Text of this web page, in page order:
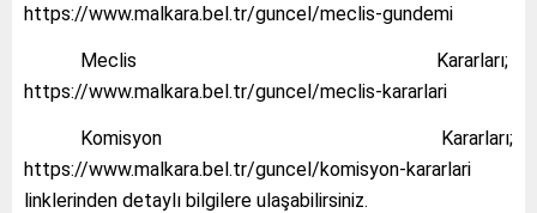
https://www.malkara.bel.tr/guncel/meclis-gundemi
Meclis Kararları;
https://www.malkara.bel.tr/guncel/meclis-kararlari
Komisyon Kararları;
https://www.malkara.bel.tr/guncel/komisyon-kararlari
linklerinden detaylı bilgilere ulaşabilirsiniz.